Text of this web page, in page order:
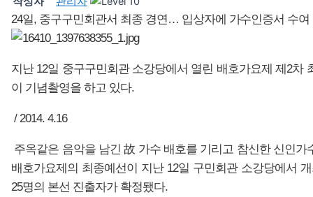
24일, 중구구민회관서 최종 경연… 입상자에 가수인증서 수여
지난 12일 중구구민회관 소강당에서 열린 배호가요제 제2차
이 기념촬영을 하고 있다.
/ 2014. 4.16
주옥같은 음악을 남긴 故 가수 배호를 기리고 참신한 신인가
배호가요제의 최종예선이 지난 12일 구민회관 소강당에서
25명의 본선 진출자가 확정됐다.